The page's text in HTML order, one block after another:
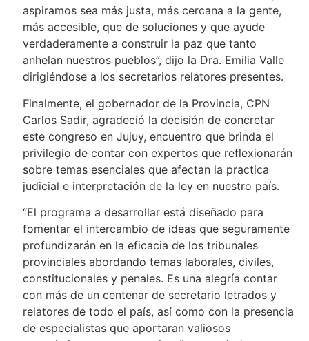
aspiramos sea más justa, más cercana a la gente,
más accesible, que de soluciones y que ayude
verdaderamente a construir la paz que tanto
anhelan nuestros pueblos”, dijo la Dra. Emilia Valle
dirigiéndose a los secretarios relatores presentes.
Finalmente, el gobernador de la Provincia, CPN
Carlos Sadir, agradeció la decisión de concretar
este congreso en Jujuy, encuentro que brinda el
privilegio de contar con expertos que reflexionarán
sobre temas esenciales que afectan la practica
judicial e interpretación de la ley en nuestro país.
“El programa a desarrollar está diseñado para
fomentar el intercambio de ideas que seguramente
profundizarán en la eficacia de los tribunales
provinciales abordando temas laborales, civiles,
constitucionales y penales. Es una alegría contar
con más de un centenar de secretario letrados y
relatores de todo el país, así como con la presencia
de especialistas que aportaran valiosos